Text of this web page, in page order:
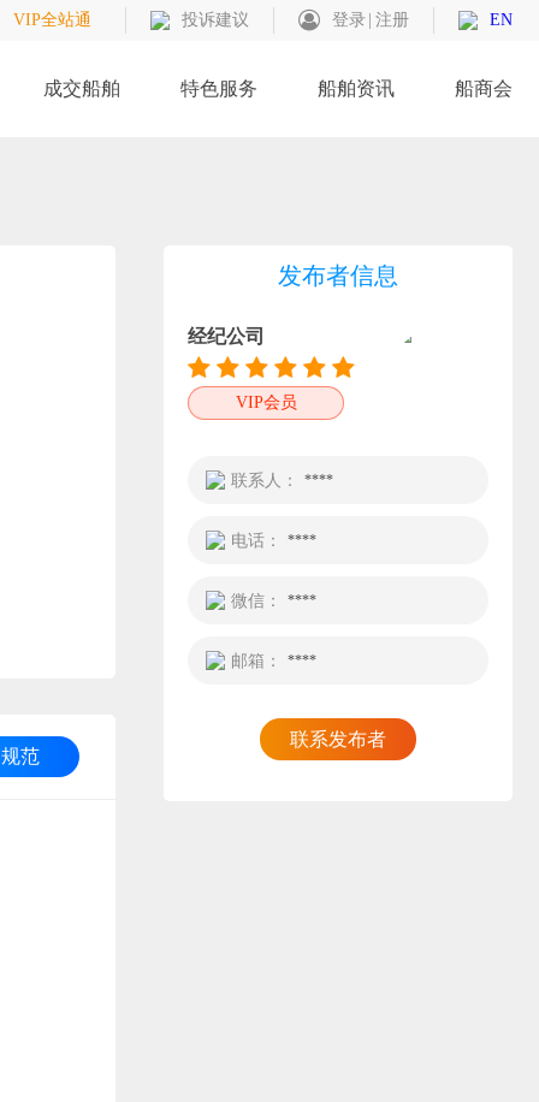
VIP全站通 投诉建议 登录 注册 EN
成交船舶 特色服务 船舶资讯 船商会
范
发布者信息
经纪公司
VIP会员
联系人： ****
电话： ****
微信： ****
邮箱： ****
联系发布者